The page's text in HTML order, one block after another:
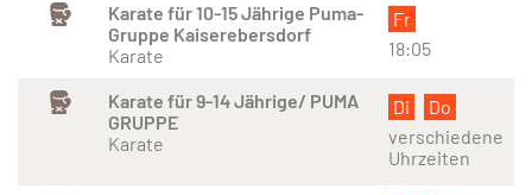
Karate für 10-15 Jährige Puma-
Gruppe Kaiserebersdorf
Karate
Fr
18:05
Karate für 9-14 Jährige/ PUMA
GRUPPE
Karate
Di
Do
verschiedene
Uhrzeiten